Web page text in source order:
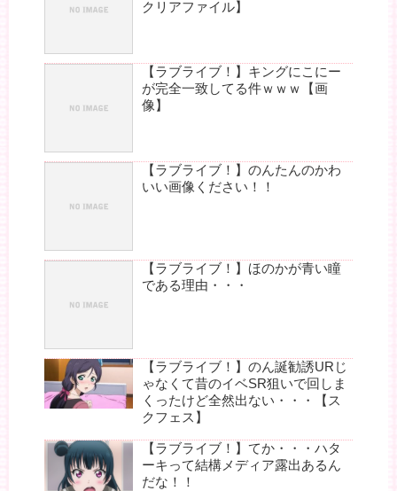
クリアファイル】
【ラブライブ！】キングにこにー
が完全一致してる件ｗｗｗ【画
像】
【ラブライブ！】のんたんのかわ
いい画像ください！！
【ラブライブ！】ほのかが青い瞳
である理由・・・
【ラブライブ！】のん誕勧誘URじ
ゃなくて昔のイベSR狙いで回しま
くったけど全然出ない・・・【ス
クフェス】
【ラブライブ！】てか・・・ハタ
ーキって結構メディア露出あるん
だな！！